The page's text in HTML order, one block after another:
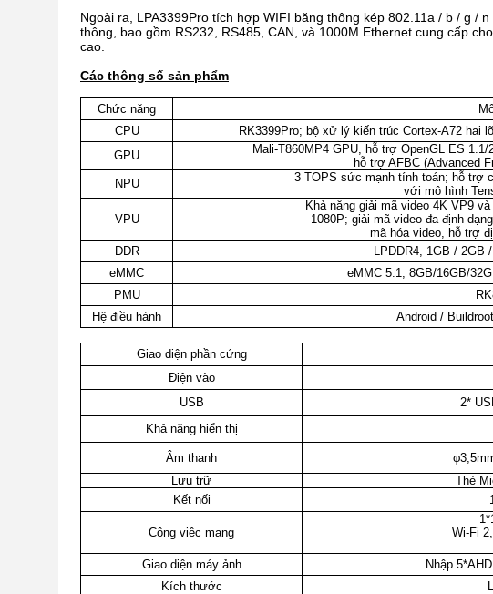
Ngoài ra, LPA3399Pro tích hợp WIFI băng thông kép 802.11a / b / g /
thông, bao gồm RS232, RS485, CAN, và 1000M Ethernet.cung cấp
cao.
Các thông số sản phẩm
Chức năng
CPU
RK3399Pro; bộ xử lý kiến trúc Cortex-A72 hai
GPU
Mali-T860MP4 GPU, hỗ trợ OpenGL ES
hỗ trợ AFBC (Advanced
NPU
3 TOPS sức mạnh tính toán; hỗ trợ
với mô hình
VPU
Khả năng giải mã video 4K VP9
1080P; giải mã video đa định
mã hóa video, hỗ trợ
DDR
LPDDR4, 1GB / 2GB
eMMC
eMMC 5.1, 8GB/16GB/
PMU
Hệ điều hành
Android /
Giao diện phần cứng
Điện vào
USB
2*
Khả năng hiển thị
Âm thanh
Lưu trữ
Thẻ
Kết nối
Công việc mạng
Wi-Fi
Giao diện máy ảnh
Nhập
Kích thước